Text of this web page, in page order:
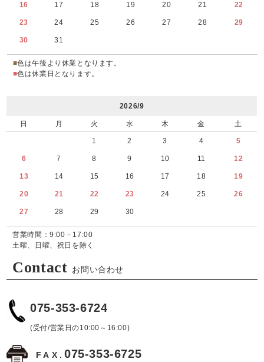
16 17 18 19 20 21 22
23 24 25 26 27 28 29
30 31
■色は午後より休業となります。
■色は休業日となります。
2026/9
日 月 火 水 木 金 土
1 2 3 4 5
6 7 8 9 10 11 12
13 14 15 16 17 18 19
20 21 22 23 24 25 26
27 28 29 30
営業時間：9:00－17:00
土曜、日曜、祝日を除く
Contact お問い合わせ
075-353-6724
(受付/営業日の10:00～16:00)
FAX.075-353-6725